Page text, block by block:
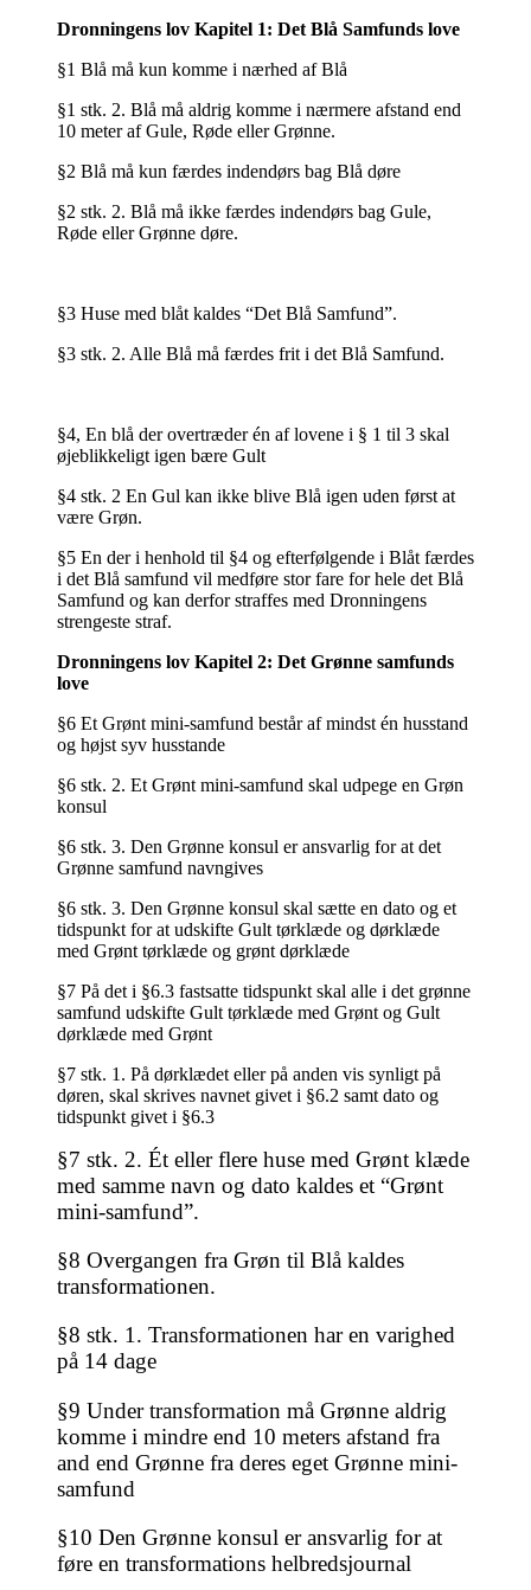
Dronningens lov Kapitel 1: Det Blå Samfunds love
§1 Blå må kun komme i nærhed af Blå
§1 stk. 2. Blå må aldrig komme i nærmere afstand end
10 meter af Gule, Røde eller Grønne.
§2 Blå må kun færdes indendørs bag Blå døre
§2 stk. 2. Blå må ikke færdes indendørs bag Gule,
Røde eller Grønne døre.
§3 Huse med blåt kaldes “Det Blå Samfund”.
§3 stk. 2. Alle Blå må færdes frit i det Blå Samfund.
§4, En blå der overtræder én af lovene i § 1 til 3 skal
øjeblikkeligt igen bære Gult
§4 stk. 2 En Gul kan ikke blive Blå igen uden først at
være Grøn.
§5 En der i henhold til §4 og efterfølgende i Blåt færdes
i det Blå samfund vil medføre stor fare for hele det Blå
Samfund og kan derfor straffes med Dronningens
strengeste straf.
Dronningens lov Kapitel 2: Det Grønne samfunds
love
§6 Et Grønt mini-samfund består af mindst én husstand
og højst syv husstande
§6 stk. 2. Et Grønt mini-samfund skal udpege en Grøn
konsul
§6 stk. 3. Den Grønne konsul er ansvarlig for at det
Grønne samfund navngives
§6 stk. 3. Den Grønne konsul skal sætte en dato og et
tidspunkt for at udskifte Gult tørklæde og dørklæde
med Grønt tørklæde og grønt dørklæde
§7 På det i §6.3 fastsatte tidspunkt skal alle i det grønne
samfund udskifte Gult tørklæde med Grønt og Gult
dørklæde med Grønt
§7 stk. 1. På dørklædet eller på anden vis synligt på
døren, skal skrives navnet givet i §6.2 samt dato og
tidspunkt givet i §6.3
§7 stk. 2. Ét eller flere huse med Grønt klæde
med samme navn og dato kaldes et “Grønt
mini-samfund”.
§8 Overgangen fra Grøn til Blå kaldes
transformationen.
§8 stk. 1. Transformationen har en varighed
på 14 dage
§9 Under transformation må Grønne aldrig
komme i mindre end 10 meters afstand fra
and end Grønne fra deres eget Grønne mini-
samfund
§10 Den Grønne konsul er ansvarlig for at
føre en transformations helbredsjournal